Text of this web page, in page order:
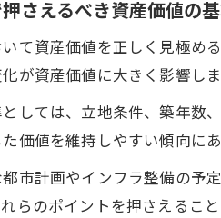
さえるべき資産価値の
て資産価値を正しく見極め
が資産価値に大きく影響しま
しては、立地条件、築年数
価値を維持しやすい傾向にあ
市計画やインフラ整備の予
らのポイントを押さえるこ